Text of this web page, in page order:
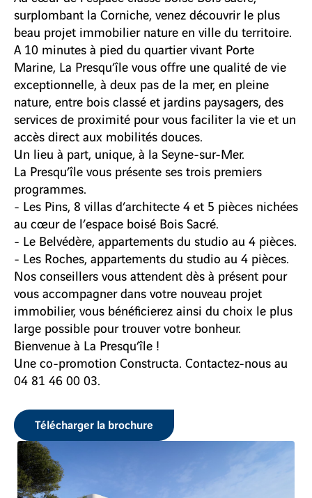
surplombant la Corniche, venez découvrir le plus
beau projet immobilier nature en ville du territoire.
A 10 minutes à pied du quartier vivant Porte
Marine, La Presqu’île vous offre une qualité de vie
exceptionnelle, à deux pas de la mer, en pleine
nature, entre bois classé et jardins paysagers, des
services de proximité pour vous faciliter la vie et un
accès direct aux mobilités douces.
Un lieu à part, unique, à la Seyne-sur-Mer.
La Presqu’île vous présente ses trois premiers
programmes.
- Les Pins, 8 villas d’architecte 4 et 5 pièces nichées
au cœur de l’espace boisé Bois Sacré.
- Le Belvédère, appartements du studio au 4 pièces.
- Les Roches, appartements du studio au 4 pièces.
Nos conseillers vous attendent dès à présent pour
vous accompagner dans votre nouveau projet
immobilier, vous bénéficierez ainsi du choix le plus
large possible pour trouver votre bonheur.
Bienvenue à La Presqu’île !
Une co-promotion Constructa. Contactez-nous au
04 81 46 00 03.
Télécharger la brochure